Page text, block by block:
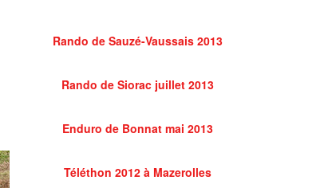
Rando de Sauzé-Vaussais 2013
Rando de Siorac juillet 2013
Enduro de Bonnat mai 2013
Téléthon 2012 à Mazerolles